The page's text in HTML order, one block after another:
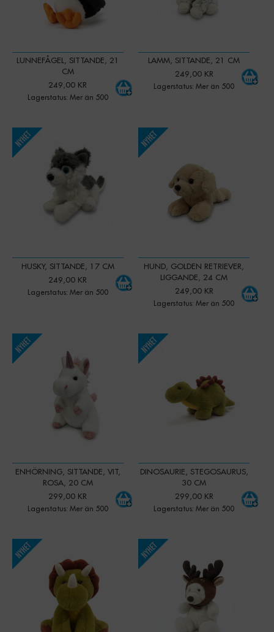
LUNNEFÅGEL, SITTANDE, 21
CM
249,00 KR
Lagerstatus: Mer än 500
LAMM, SITTANDE, 21 CM
249,00 KR
Lagerstatus: Mer än 500
HUSKY, SITTANDE, 17 CM
249,00 KR
Lagerstatus: Mer än 500
Qty:
HUND, GOLDEN RETRIEVER,
LIGGANDE, 24 CM
249,00 KR
Lagerstatus: Mer än 500
Qty:
ENHÖRNING, SITTANDE, VIT,
ROSA, 20 CM
299,00 KR
Lagerstatus: Mer än 500
Qty:
DINOSAURIE, STEGOSAURUS,
30 CM
299,00 KR
Lagerstatus: Mer än 500
Qty:
Qty: Qty: